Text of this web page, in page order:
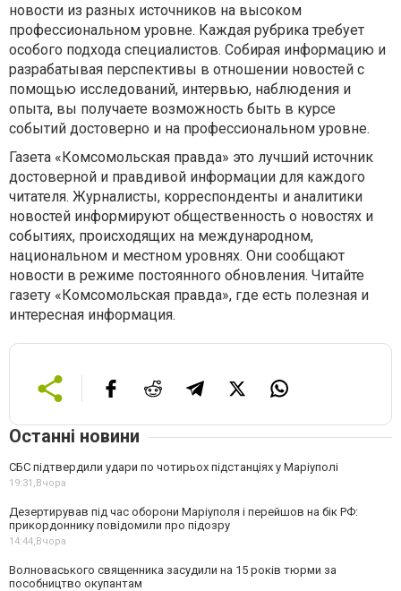
новости из разных источников на высоком
профессиональном уровне. Каждая рубрика требует
особого подхода специалистов. Собирая информацию и
разрабатывая перспективы в отношении новостей с
помощью исследований, интервью, наблюдения и
опыта, вы получаете возможность быть в курсе
событий достоверно и на профессиональном уровне.
Газета «Комсомольская правда» это лучший источник
достоверной и правдивой информации для каждого
читателя. Журналисты, корреспонденты и аналитики
новостей информируют общественность о новостях и
событиях, происходящих на международном,
национальном и местном уровнях. Они сообщают
новости в режиме постоянного обновления. Читайте
газету «Комсомольская правда», где есть полезная и
интересная информация.
Останні новини
СБС підтвердили удари по чотирьох підстанціях у Маріуполі
19:31,Вчора
Дезертирував під час оборони Маріуполя і перейшов на бік РФ:
прикордоннику повідомили про підозру
14:44,Вчора
Волноваського священника засудили на 15 років тюрми за
пособництво окупантам